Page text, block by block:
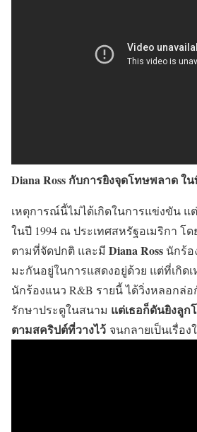
Diana Ross กับการยิงจุดโทษพลาด ใ
เหตุการณ์นี้ไม่ได้เกิดในการแข่งขัน แ
ในปี 1994 ณ ประเทศสหรัฐอเมริกา โ
ตามที่จัดปกติ และมี Diana Ross นักร้
มะกันอยู่ในการแสดงอยู่ด้วย แต่ที่เกิด
นักร้องแนว R&B รายนี้ ได้วิ่งหลอกล่
รักษาประตูในสนาม แต่เธอก็ดันยิงลูก
ตามสคริปต์ที่วางไว้ จนกลายเป็นเรื่อ